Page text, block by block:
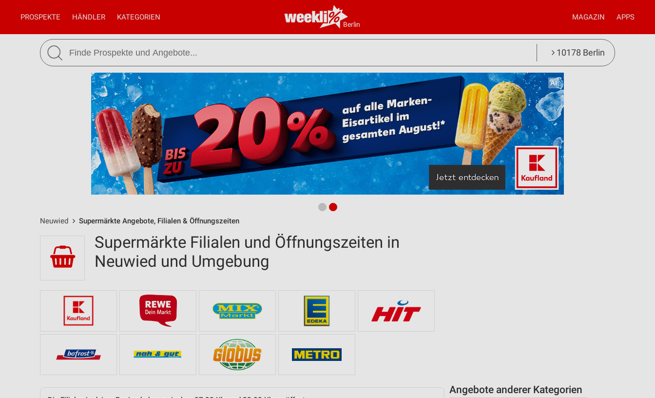
Berlin
PROSPEKTE HÄNDLER KATEGORIEN MAGAZIN APPS
10178 Berlin
Neuwied Supermärkte Angebote, Filialen & Öffnungszeiten
Angebote anderer Kategorien
Supermärkte Filialen und Öffnungszeiten in
Neuwied und Umgebung